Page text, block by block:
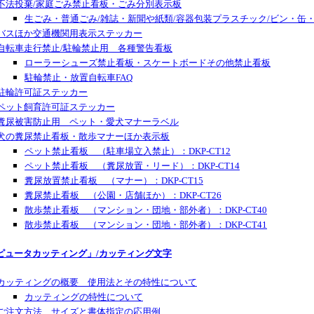
法投棄/家庭ごみ禁止看板・ごみ分別表示板
生ごみ・普通ごみ/雑誌・新聞や紙類/容器包装プラスチック/ビン・缶
スほか交通機関用表示ステッカー
転車走行禁止/駐輪禁止用 各種警告看板
ローラーシューズ禁止看板・スケートボードその他禁止看板
駐輪禁止・放置自転車FAQ
輪許可証ステッカー
ット飼育許可証ステッカー
尿被害防止用 ペット・愛犬マナーラベル
の糞尿禁止看板・散歩マナーほか表示板
ペット禁止看板 （駐車場立入禁止）：DKP-CT12
ペット禁止看板 （糞尿放置・リード）：DKP-CT14
糞尿放置禁止看板 （マナー）：DKP-CT15
糞尿禁止看板 （公園・店舗ほか）：DKP-CT26
散歩禁止看板 （マンション・団地・部外者）：DKP-CT40
散歩禁止看板 （マンション・団地・部外者）：DKP-CT41
ュータカッティング」/カッティング文字
ッティングの概要 使用法とその特性について
カッティングの特性について
注文方法 サイズと書体指定の応用例